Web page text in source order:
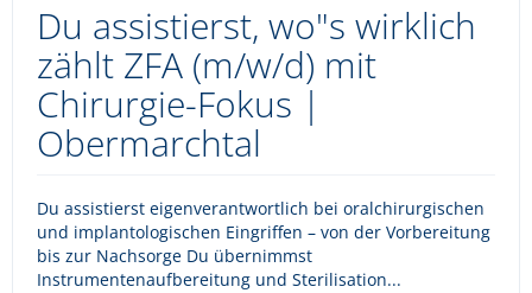
Du assistierst, wo"s wirklich
zählt ZFA (m/w/d) mit
Chirurgie-Fokus |
Obermarchtal
Du assistierst eigenverantwortlich bei oralchirurgischen
und implantologischen Eingriffen – von der Vorbereitung
bis zur Nachsorge Du übernimmst
Instrumentenaufbereitung und Sterilisation...